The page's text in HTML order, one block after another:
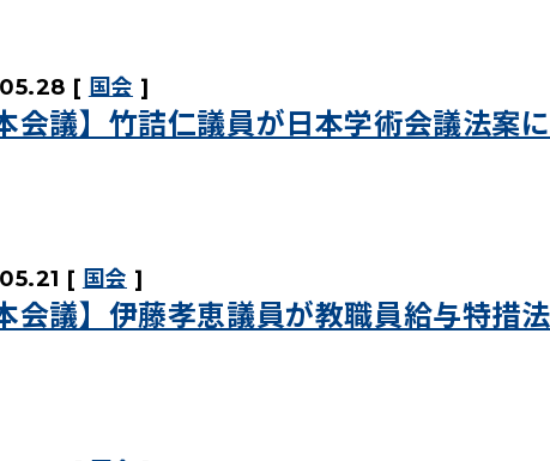
国会
会議】竹詰仁議員が日本学術会議法案
国会
会議】伊藤孝恵議員が教職員給与特措